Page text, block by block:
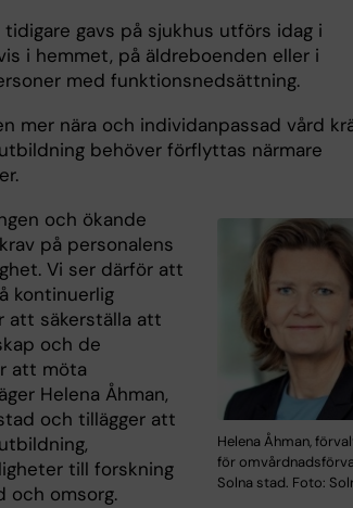
gavs på sjukhus utförs idag i
i hemmet, på äldreboenden eller i
med funktionsnedsättning.
mer nära och individanpassad vård
behöver förflyttas närmare
Helena Åhman,
för
Solna stad. Foto:
och ökande
på personalens
Vi ser därför att
kontinuerlig
att säkerställa att
och de
att möta
Helena Åhman,
och tillägger att
till forskning
och omsorg.